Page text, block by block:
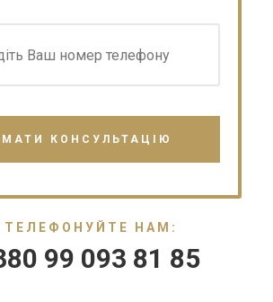
ТЕЛЕФОНУЙТЕ НАМ:
99 093 81 85